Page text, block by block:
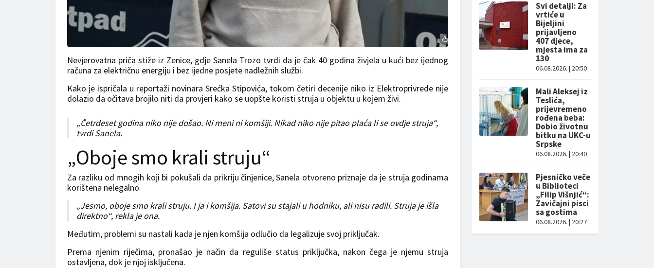
Nevjerovatna priča stiže iz Zenice, gdje Sanela Trozo tvrdi da je čak 40 godina živjela u kući bez ijednog
računa za električnu energiju i bez ijedne posjete nadležnih službi.
Kako je ispričala u reportaži novinara Srećka Stipovića, tokom četiri decenije niko iz Elektroprivrede nije
dolazio da očitava brojilo niti da provjeri kako se uopšte koristi struja u objektu u kojem živi.
„Četrdeset godina niko nije došao. Ni meni ni komšiji. Nikad niko nije pitao plaća li se ovdje struja“,
tvrdi Sanela.
„Oboje smo krali struju“
Za razliku od mnogih koji bi pokušali da prikriju činjenice, Sanela otvoreno priznaje da je struja godinama
korištena nelegalno.
„Jesmo, oboje smo krali struju. I ja i komšija. Satovi su stajali u hodniku, ali nisu radili. Struja je išla
direktno“, rekla je ona.
Međutim, problemi su nastali kada je njen komšija odlučio da legalizuje svoj priključak.
Prema njenim riječima, pronašao je način da reguliše status priključka, nakon čega je njemu struja
ostavljena, dok je njoj isključena.
Svi detalji: Za
vrtiće u
Bijeljini
prijavljeno
407 djece,
mjesta ima za
130
06.08.2026. | 20:50
Mali Aleksej iz
Teslića,
prijevremeno
rođena beba:
Dobio životnu
bitku na UKC-u
Srpske
06.08.2026. | 20:40
Pjesničko veče
u Biblioteci
„Filip Višnjić“:
Zavičajni pisci
sa gostima
06.08.2026. | 20:27